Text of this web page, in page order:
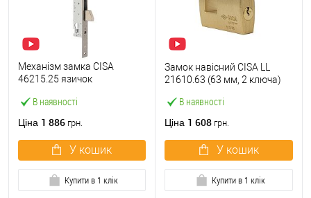
В наявності
Механізм замка CISA
46215.25 язичок
нержавіюча сталь
Ціна 1 886 грн.
У кошик
Купити в 1 клік
В наявності
Замок навісний CISA LL
21610.63 (63 мм, 2 ключа)
Ціна 1 608 грн.
У кошик
Купити в 1 клік